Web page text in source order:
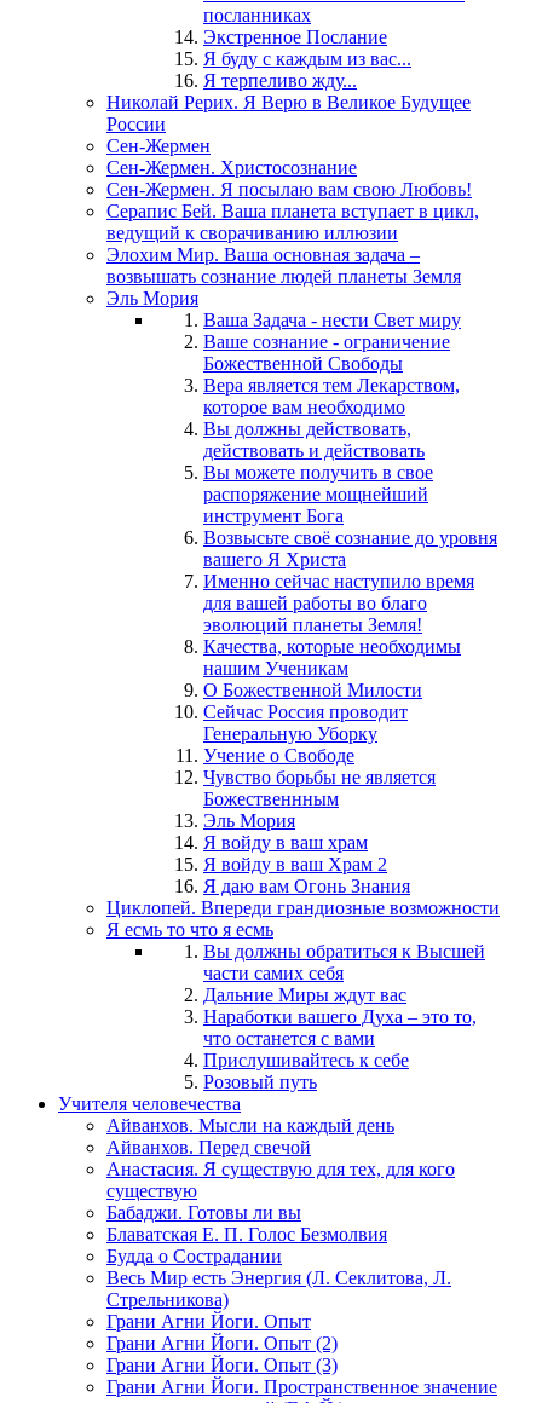
посланниках
Экстренное Послание
Я буду с каждым из вас...
Я терпеливо жду...
Николай Рерих. Я Верю в Великое Будущее
России
Сен-Жермен
Сен-Жермен. Христосознание
Сен-Жермен. Я посылаю вам свою Любовь!
Серапис Бей. Ваша планета вступает в цикл,
ведущий к сворачиванию иллюзии
Элохим Мир. Ваша основная задача –
возвышать сознание людей планеты Земля
Эль Мория
Ваша Задача - нести Свет миру
Ваше сознание - ограничение
Божественной Свободы
Вера является тем Лекарством,
которое вам необходимо
Вы должны действовать,
действовать и действовать
Вы можете получить в свое
распоряжение мощнейший
инструмент Бога
Возвысьте своё сознание до уровня
вашего Я Христа
Именно сейчас наступило время
для вашей работы во благо
эволюций планеты Земля!
Качества, которые необходимы
нашим Ученикам
О Божественной Милости
Сейчас Россия проводит
Генеральную Уборку
Учение о Свободе
Чувство борьбы не является
Божественнным
Эль Мория
Я войду в ваш храм
Я войду в ваш Храм 2
Я даю вам Огонь Знания
Циклопей. Впереди грандиозные возможности
Я есмь то что я есмь
Вы должны обратиться к Высшей
части самих себя
Дальние Миры ждут вас
Наработки вашего Духа – это то,
что останется с вами
Прислушивайтесь к себе
Розовый путь
Учителя человечества
Айванхов. Мысли на каждый день
Айванхов. Перед свечой
Анастасия. Я существую для тех, для кого
существую
Бабаджи. Готовы ли вы
Блаватская Е. П. Голос Безмолвия
Будда о Сострадании
Весь Мир есть Энергия (Л. Секлитова, Л.
Стрельникова)
Грани Агни Йоги. Опыт
Грани Агни Йоги. Опыт (2)
Грани Агни Йоги. Опыт (3)
Грани Агни Йоги. Пространственное значение